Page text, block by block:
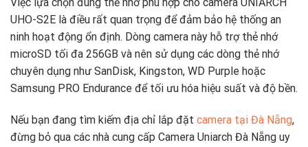
UHO-S2E là điều rất quan trọng đểđảm bảo hệ thống an
ninh hoạt động ổn định. Dòng camera này hỗ trợ thẻ nhớ
microSD tối đa 256GB và nên sử dụng các dòng thẻ nhớ
chuyên dụng như SanDisk, Kingston, WD Purple hoặc
Samsung PRO Endurance để tối ưu hóa hiệu suất và độ bền.
Nếu bạn đang tìm kiếm địa chỉ lắp đặt camera tại Đà Nẵng,
đừng bỏ qua các nhà cung cấp Camera Uniarch Đà Nẵng uy